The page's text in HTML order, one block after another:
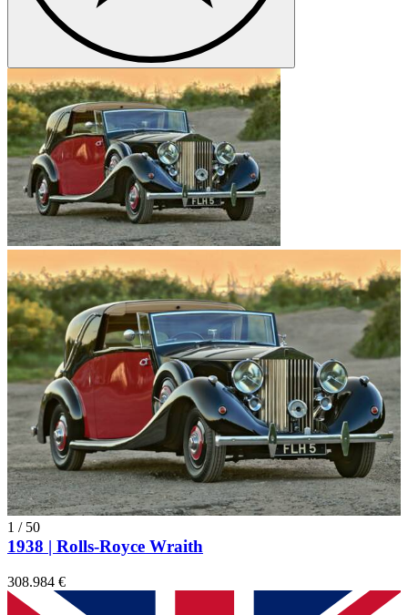
1 / 50
1938 | Rolls-Royce Wraith
308.984 €